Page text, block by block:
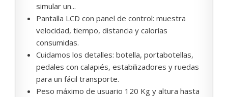
simular un...
Pantalla LCD con panel de control: muestra
velocidad, tiempo, distancia y calorías
consumidas.
Cuidamos los detalles: botella, portabotellas,
pedales con calapiés, estabilizadores y ruedas
para un fácil transporte.
Peso máximo de usuario 120 Kg y altura hasta